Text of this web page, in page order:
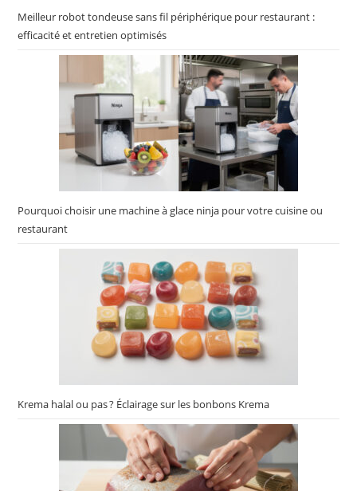
Meilleur robot tondeuse sans fil périphérique pour restaurant :
efficacité et entretien optimisés
Pourquoi choisir une machine à glace ninja pour votre cuisine ou
restaurant
Krema halal ou pas ? Éclairage sur les bonbons Krema